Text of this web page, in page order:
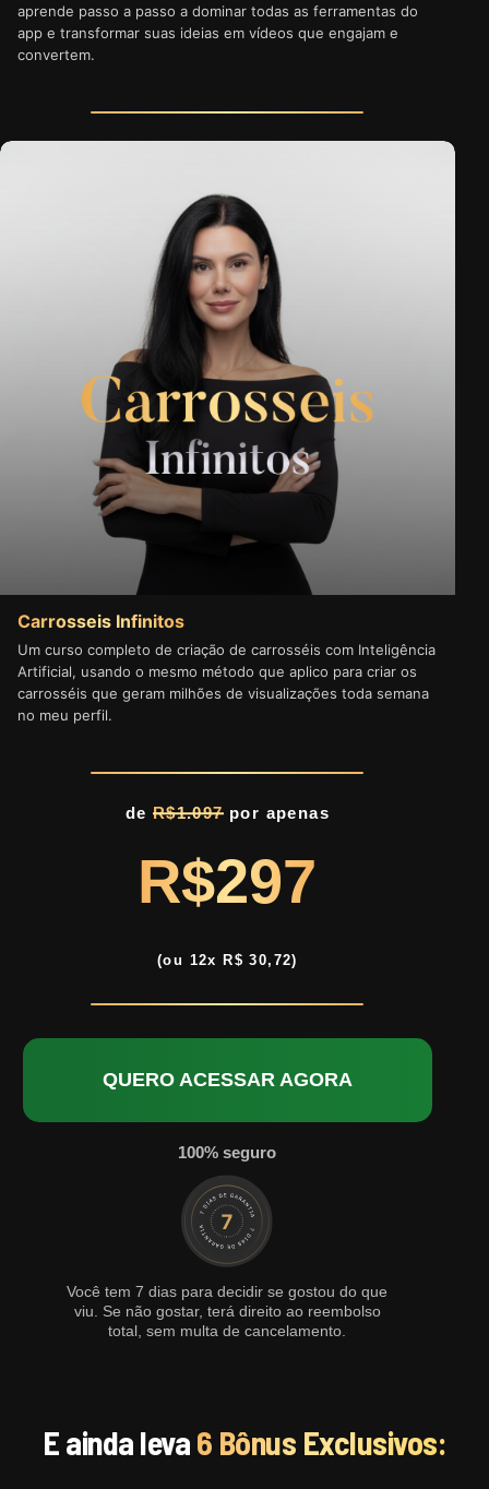
aprende passo a passo a dominar todas as ferramentas do
app e transformar suas ideias em vídeos que engajam e
convertem.
Carrosseis Infinitos
Um curso completo de criação de carrosséis com Inteligência
Artificial, usando o mesmo método que aplico para criar os
carrosséis que geram milhões de visualizações toda semana
no meu perfil.
de R$1.097por apenas
R$297
(ou 12x R$ 30,72)
QUERO ACESSAR AGORA
100% seguro
Você tem 7 dias para decidir se gostou do que
viu. Se não gostar, terá direito ao reembolso
total, sem multa de cancelamento.
E ainda leva6 Bônus Exclusivos: